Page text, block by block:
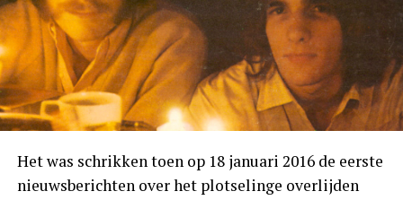
Het was schrikken toen op 18 januari 2016 de eerste
nieuwsberichten over het plotselinge overlijden